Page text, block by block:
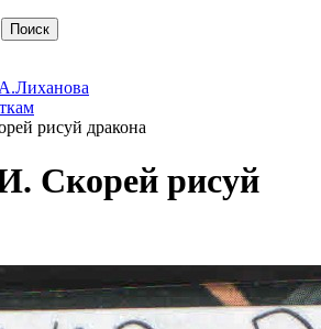
рисуй дракона
Скорей рисуй